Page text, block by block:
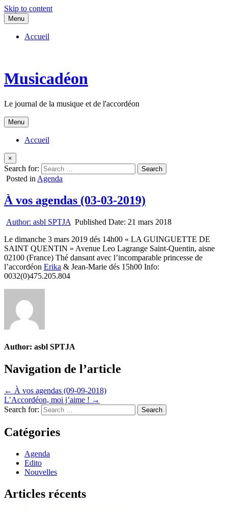
Skip to content
Menu
Accueil
Musicadéon
Le journal de la musique et de l'accordéon
Menu
Accueil
×
Search for:
Posted in Agenda
À vos agendas (03-03-2019)
Author: asbl SPTJA Published Date: 21 mars 2018
Le dimanche 3 mars 2019 dés 14h00 « LA GUINGUETTE DE
SAINT QUENTIN » Avenue Leo Lagrange Saint-Quentin, aisne
02100 (France) Thé dansant avec l’incomparable princesse de
l’accordéon Erika & Jean-Marie dés 15h00 Info:
0032(0)475.205.804
Author: asbl SPTJA
Navigation de l’article
← À vos agendas (09-09-2018)
L’Accordéon, moi j’aime ! →
Search for:
Catégories
Agenda
Edito
Nouvelles
Articles récents